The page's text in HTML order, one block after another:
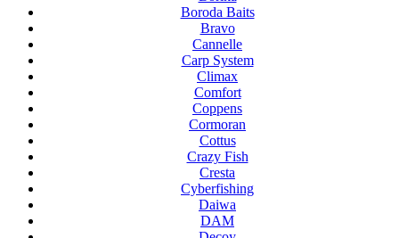
Boroda Baits
Bravo
Cannelle
Carp System
Climax
Comfort
Coppens
Cormoran
Cottus
Crazy Fish
Cresta
Cyberfishing
Daiwa
DAM